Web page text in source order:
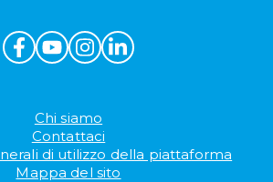
Chi siamo
Contattaci
di utilizzo della piattaforma
Mappa del sito